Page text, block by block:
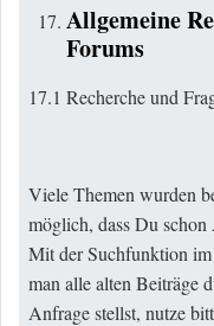
Allgemeine
Forums
17.1 Recherche und
Viele Themen wurden
möglich, dass Du
Mit der Suchfunktion im
man alle alten Beiträge
Anfrage stellst, nutze